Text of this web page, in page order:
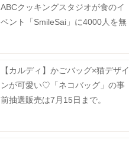
ABCクッキングスタジオが食のイ
ベント「SmileSai」に4000人を無
【カルディ】かごバッグ×猫デザイ
ンが可愛い♡「ネコバッグ」の事
前抽選販売は7月15日まで。